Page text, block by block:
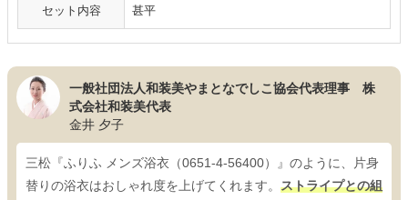
セット内容 甚平
一般社団法人和装美やまとなでしこ協会代表理事 株
式会社和装美代表
金井 夕子
三松『ふりふ メンズ浴衣（0651-4-56400）』のように、片身
替りの浴衣はおしゃれ度を上げてくれます。 ストライプとの組